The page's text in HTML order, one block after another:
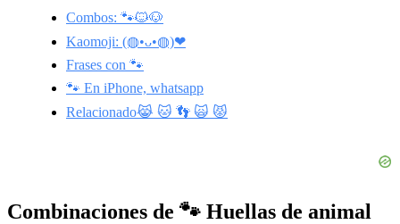
Combos: 🐾🐱🐶
Kaomoji: (◍•ᴗ•◍)❤
Frases con 🐾
🐾 En iPhone, whatsapp
Relacionado😹 🐱 👣 🙀 😾
Combinaciones de 🐾 Huellas de animal